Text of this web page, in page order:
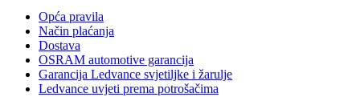
Opća pravila
Način plaćanja
Dostava
OSRAM automotive garancija
Garancija Ledvance svjetiljke i žarulje
Ledvance uvjeti prema potrošačima